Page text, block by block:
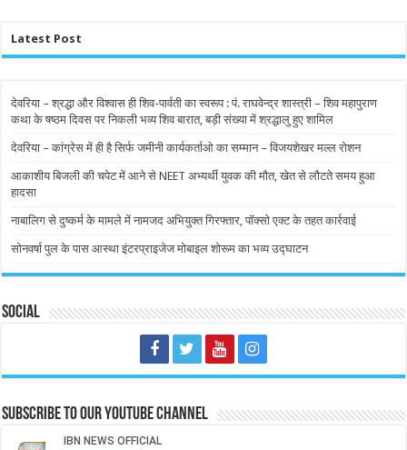
Latest Post
देवरिया – श्रद्धा और विश्वास ही शिव-पार्वती का स्वरूप : पं. राघवेन्द्र शास्त्री – शिव महापुराण
कथा के षष्ठम दिवस पर निकली भव्य शिव बारात, बड़ी संख्या में श्रद्धालु हुए शामिल
देवरिया – कांग्रेस में ही है सिर्फ जमीनी कार्यकर्ताओ का सम्मान – विजयशेखर मल्ल रोशन
आकाशीय बिजली की चपेट में आने से NEET अभ्यर्थी युवक की मौत, खेत से लौटते समय हुआ
हादसा
नाबालिग से दुष्कर्म के मामले में नामजद अभियुक्त गिरफ्तार, पॉक्सो एक्ट के तहत कार्रवाई
सोनवर्षा पुल के पास आस्था इंटरप्राइजेज मोबाइल शोरूम का भव्य उद्घाटन
Social
Subscribe to our Youtube Channel